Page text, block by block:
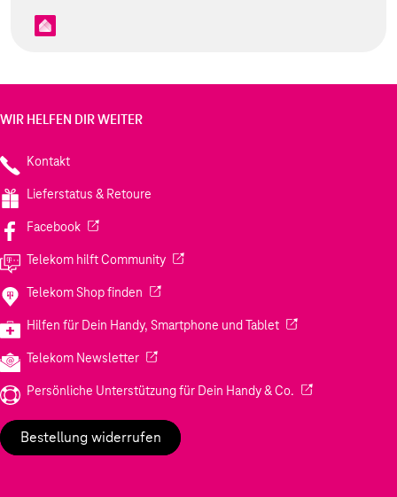
WIR HELFEN DIR WEITER
Kontakt
Lieferstatus & Retoure
Facebook(Wird in einem neuen Tab geöffnet)
Telekom hilft Community(Wird in einem neuen Tab geöffnet)
Telekom Shop finden (Wird in einem neuen Tab geöffnet)
Hilfen für Dein Handy, Smartphone und Tablet(Wird in einem
Telekom Newsletter(Wird in einem neuen Tab geöffnet)
Persönliche Unterstützung für Dein Handy & Co. (Wird in einem
Bestellung widerrufen